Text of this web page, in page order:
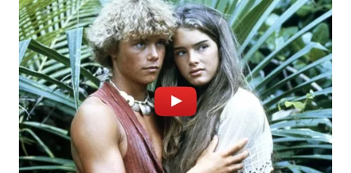
JATENG
WN
NUSANTARA
WN
JOGJA
WN